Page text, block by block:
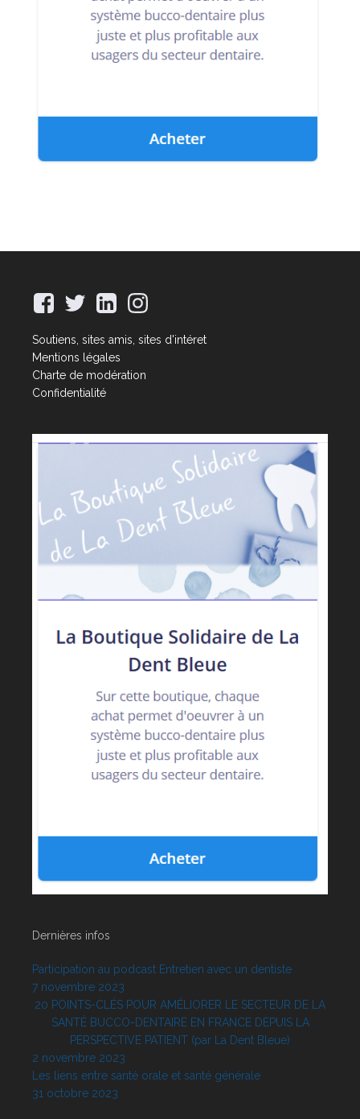
Soutiens, sites amis, sites d'intéret
Mentions légales
Charte de modération
Confidentialité
Dernières infos
Participation au podcast Entretien avec un dentiste
7 novembre 2023
20 POINTS-CLÉS POUR AMÉLIORER LE SECTEUR DE LA
SANTÉ BUCCO-DENTAIRE EN FRANCE DEPUIS LA
PERSPECTIVE PATIENT (par La Dent Bleue)
2 novembre 2023
Les liens entre santé orale et santé générale
31 octobre 2023